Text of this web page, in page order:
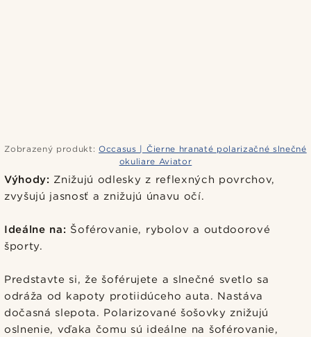
Zobrazený produkt: Occasus | Čierne hranaté polarizačné slnečné
okuliare Aviator
Výhody: Znižujú odlesky z reflexných povrchov,
zvyšujú jasnosť a znižujú únavu očí.
Ideálne na: Šoférovanie, rybolov a outdoorové
športy.
Predstavte si, že šoférujete a slnečné svetlo sa
odráža od kapoty protiidúceho auta. Nastáva
dočasná slepota. Polarizované šošovky znižujú
oslnenie, vďaka čomu sú ideálne na šoférovanie,